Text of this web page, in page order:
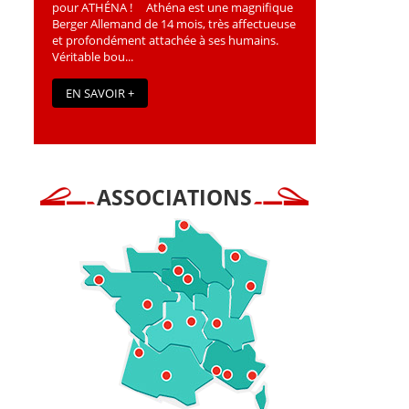
pour ATHÉNA ! Athéna est une magniﬁque
Berger Allemand de 14 mois, très affectueuse
et profondément attachée à ses humains.
Véritable bou...
EN SAVOIR +
ASSOCIATIONS